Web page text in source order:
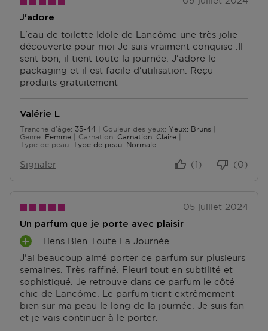
J'adore
L'eau de toilette Idole de Lancôme une très jolie
découverte pour moi Je suis vraiment conquise .Il
sent bon, il tient toute la journée. J'adore le
packaging et il est facile d'utilisation. Reçu
produits gratuitement
Valérie L
Tranche d'âge
De 35 à 44 35-44 Couleur des yeux
Yeux: Bruns
Genre
Femme Carnation
Carnation: Claire
Type de peau Type de peau: Normale
Signaler (0)
(1)
05 juillet 2024
Un parfum que je porte avec plaisir
J'ai beaucoup aimé porter ce parfum sur plusieurs
semaines. Très raffiné. Fleuri tout en subtilité et
sophistiqué. Je retrouve dans ce parfum le côté
chic de Lancôme. Le parfum tient extrêmement
bien sur ma peau le long de la journée. Je suis fan
et je vais continuer à le porter.
A
V
A
N
T
A
G
Tiens Bien Toute La Journée